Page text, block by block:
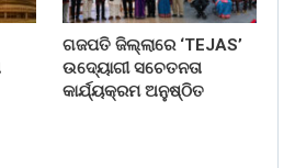
ଗଜପତି ଜିଲ୍ଲାରେ ‘TEJAS’
ଉଦ୍ୟୋଗୀ ସଚେତନତା
କାର୍ଯ୍ୟକ୍ରମ ଅନୁଷ୍ଠିତ